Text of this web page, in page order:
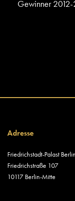
Gewinner
Adresse
Friedrichstadt-Palast Berlin
Friedrichstraße 107
10117 Berlin-Mitte